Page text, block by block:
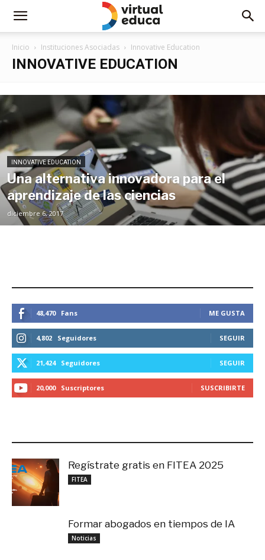
Inicio Instituciones Asociadas Innovative Education
INNOVATIVE EDUCATION
INNOVATIVE EDUCATION
Una alternativa innovadora para el
aprendizaje de las ciencias
diciembre 6, 2017
48,470 Fans ME GUSTA
4,802 Seguidores SEGUIR
21,424 Seguidores SEGUIR
20,000 Suscriptores SUSCRIBIRTE
Regístrate gratis en FITEA 2025
FITEA
Formar abogados en tiempos de IA
Noticias